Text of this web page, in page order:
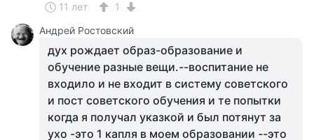
11 лет
1
Андрей Ростовский
дух рождает образ-образование и
обучение разные вещи.--воспитание не
входило и не входит в систему советского
и пост советского обучения и те попытки
когда я получал указкой и был потянут за
ухо -это 1 капля в моем образовании --это